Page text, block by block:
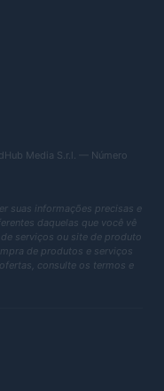
Media S.r.l. — Número
suas informações precisas e
daquelas que você vê
serviços ou site de produto
de produtos e serviços
consulte os termos e